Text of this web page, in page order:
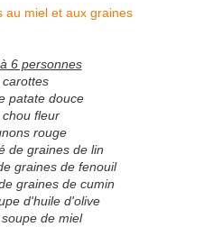
6 personnes
carottes
patate douce
chou fleur
rouge
de graines de lin
graines de fenouil
graines de cumin
d'huile d'olive
de miel